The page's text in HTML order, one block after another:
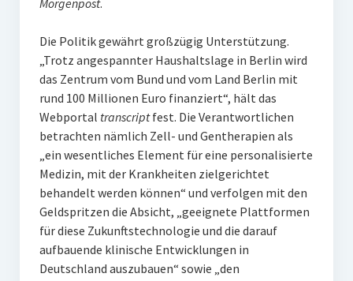
Morgenpost.
Die Politik gewährt großzügig Unterstützung.
„Trotz angespannter Haushaltslage in Berlin wird
das Zentrum vom Bund und vom Land Berlin mit
rund 100 Millionen Euro finanziert“, hält das
Webportal transcriptfest. Die Verantwortlichen
betrachten nämlich Zell- und Gentherapien als
„ein wesentliches Element für eine personalisierte
Medizin, mit der Krankheiten zielgerichtet
behandelt werden können“ und verfolgen mit den
Geldspritzen die Absicht, „geeignete Plattformen
für diese Zukunftstechnologie und die darauf
aufbauende klinische Entwicklungen in
Deutschland auszubauen“ sowie „den